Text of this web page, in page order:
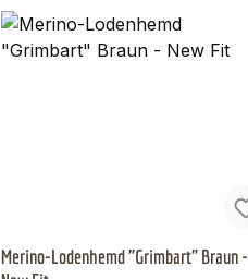
Merino-Lodenhemd "Grimbart" Braun -